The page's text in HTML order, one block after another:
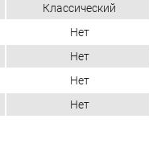
Классический
Нет
Нет
Нет
Нет